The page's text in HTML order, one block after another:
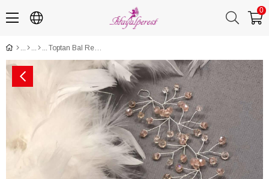
0
Toptan Bal Rengi Kristalli Saç Aksesuarı